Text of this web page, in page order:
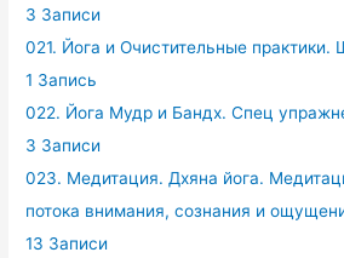
3 Записи
021. Йога и Очистительные практики.
1 Запись
022. Йога Мудр и Бандх. Спец
3 Записи
023. Медитация. Дхяна йога.
потока внимания, сознания и
13 Записи